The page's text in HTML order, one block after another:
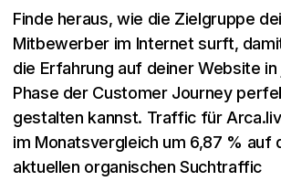
Finde heraus, wie die Zielgruppe
Mitbewerber im Internet surft,
die Erfahrung auf deiner Website
Phase der Customer Journey
gestalten kannst. Traffic für
im Monatsvergleich um 6,87 % auf
aktuellen organischen Suchtraffic